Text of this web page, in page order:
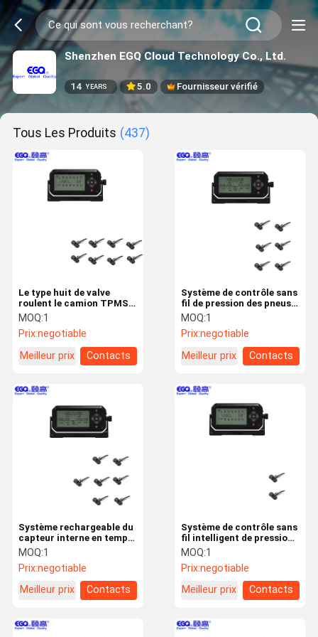
Shenzhen EGQ Cloud Technology Co., Ltd.
14 YEARS 5.0 Fournisseur vérifié
Tous Les Produits (437)
Le type huit de valve
roulent le camion TPMS
de moniteur de pression
des pneus de rv
MOQ:1
Prix:negotiable
Meilleur prix
Contacts
Système de contrôle sans
fil de pression des pneus
de 433,92 mégahertz rf rv
MOQ:1
Prix:negotiable
Meilleur prix
Contacts
Système rechargeable du
capteur interne en temps
réel rv TPMS de moniteur
MOQ:1
Prix:negotiable
Meilleur prix
Contacts
Système de contrôle sans
fil intelligent de pression
des pneus de deux pneus
rv
MOQ:1
Prix:negotiable
Meilleur prix
Contacts